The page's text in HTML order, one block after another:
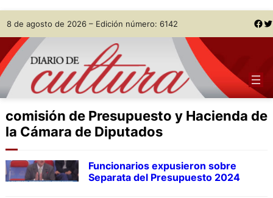
Skip
to
content
8 de agosto de 2026 – Edición número: 6142 Facebook Twitter
comisión de Presupuesto y Hacienda de
la Cámara de Diputados
Funcionarios expusieron sobre
Separata del Presupuesto 2024